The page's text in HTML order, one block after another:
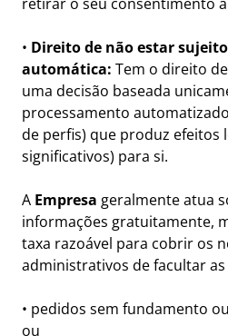
• Direito de não estar
automática: Tem o direito
uma decisão baseada
processamento
de perfis) que produz efeitos
significativos) para si.
A Empresa geralmente atua
informações gratuitamente,
taxa razoável para cobrir os
administrativos de facultar
• pedidos sem fundamento
ou